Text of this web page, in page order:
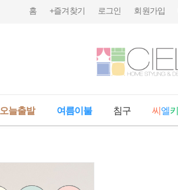
홈 +즐겨찾기 로그인 회원가입
오늘출발 여름이불 침구 씨 엘키